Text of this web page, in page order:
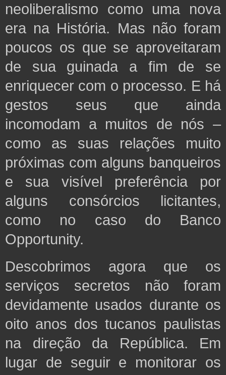
neoliberalismo como uma nova
era na História. Mas não foram
poucos os que se aproveitaram
de sua guinada a fim de se
enriquecer com o processo. E há
gestos seus que ainda
incomodam a muitos de nós –
como as suas relações muito
próximas com alguns banqueiros
e sua visível preferência por
alguns consórcios licitantes,
como no caso do Banco
Opportunity.
Descobrimos agora que os
serviços secretos não foram
devidamente usados durante os
oito anos dos tucanos paulistas
na direção da República. Em
lugar de seguir e monitorar os